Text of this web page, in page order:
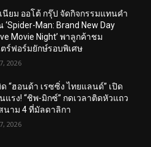
นียม ออโต้ กรุ๊ป จัดกิจกรรมแทนคำ
Man: Brand New Day
Movie Night’ พาลูกค้าชม
ร์ฟอร์มยักษ์รอบพิเศษ
2026
“ฮอนด้า เรซซิ่ง ไทยแลนด์” เปิด
แรง! “ชิพ-มิกซ์” กดเวลาติดหัวแถว
นาม 4 ที่มัลดาลิกา
2026